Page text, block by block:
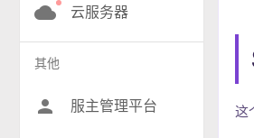
神奇宝贝(26)
工业(10)
cloud 云服务器
其他
person 服主管理平台 这